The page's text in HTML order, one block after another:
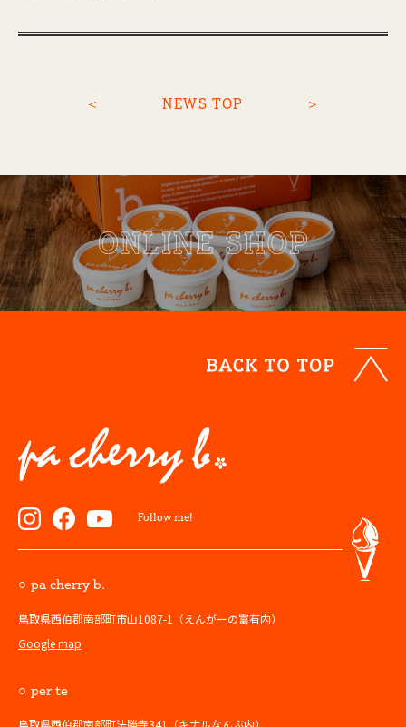
＜ NEWS TOP ＞
Follow me!
pa cherry b.
鳥取県西伯郡南部町市山1087-1（えんがーの富有内）
Google map
per te